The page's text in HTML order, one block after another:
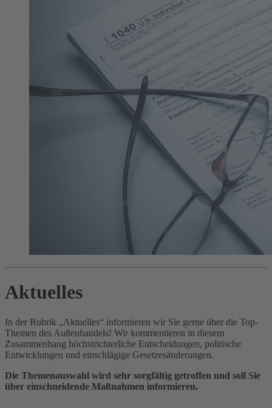
Aktuelles
In der Rubrik „Aktuelles“ informieren wir Sie gerne über die Top-
Themen des Außenhandels! Wir kommentieren in diesem
Zusammenhang höchstrichterliche Entscheidungen, politische
Entwicklungen und einschlägige Gesetzesänderungen.
Die Themenauswahl wird sehr sorgfältig getroffen und soll Sie
über einschneidende Maßnahmen informieren.